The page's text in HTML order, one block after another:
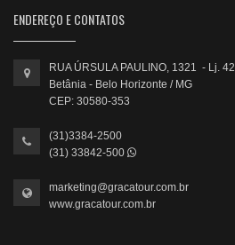
ENDEREÇO E CONTATOS
RUA ÚRSULA PAULINO, 1321 - Lj. 42
Betânia - Belo Horizonte / MG
CEP: 30580-353
(31)3384-2500
(31) 33842-500
marketing@gracatour.com.br
www.gracatour.com.br